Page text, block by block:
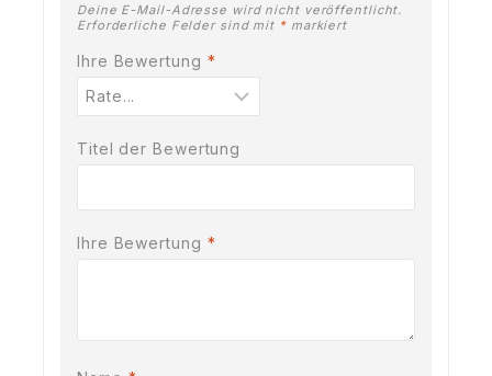
Deine E-Mail-Adresse wird nicht veröffentlicht.
Erforderliche Felder sind mit *markiert
Ihre Bewertung *
Titel der Bewertung
Ihre Bewertung *